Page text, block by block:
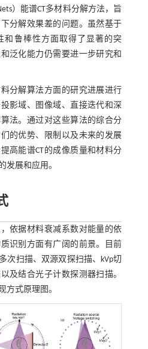
）能谱CT多材料分解方法，旨
分解效果差的问题。虽然基于
和鲁棒性方面取得了显著的突
泛化能力仍需要进一步研究和
分解算法方面的研究进展进行
影域、图像域、直接迭代和深
法。通过对这些算法的综合分
的优势、限制以及未来的发展
高能谱CT的成像质量和材料分
发展和应用。
依据材料衰减系数对能量的依
识别方面有广阔的前景。目前
次扫描、双源双探扫描、kVp切
及结合光子计数探测器扫描。
方式原理图。